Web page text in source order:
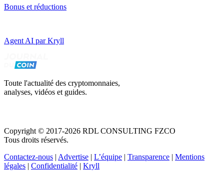
Bonus et réductions
Agent AI par Kryll
Toute l'actualité des cryptomonnaies,
analyses, vidéos et guides.
Copyright © 2017-2026 RDL CONSULTING FZCO
Tous droits réservés.
Contactez-nous | Advertise | L’équipe | Transparence | Mentions
légales | Confidentialité | Kryll